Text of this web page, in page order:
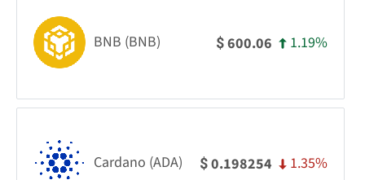
BNB (BNB) $600.06 1.19%
Cardano (ADA) $0.198254 1.35%